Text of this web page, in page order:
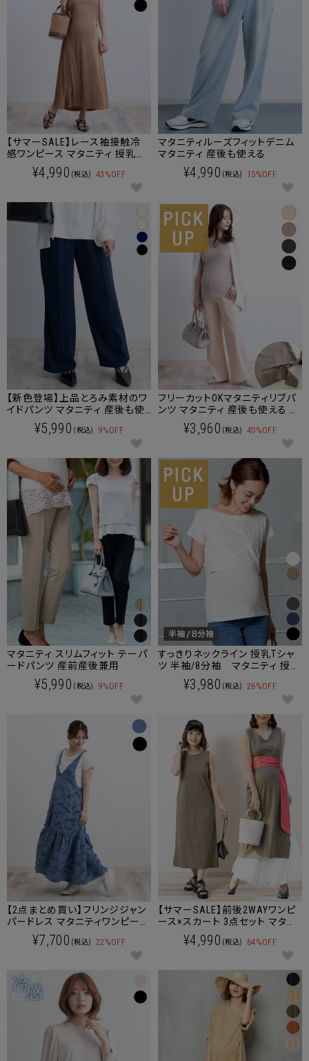
【サマーSALE】レース袖接触冷
感ワンピース マタニティ 授乳服
産後も使える
¥4,990 (税込) 43%OFF
マタニティルーズフィットデニム
マタニティ 産後も使える
¥4,990 (税込) 15%OFF
【新色登場】上品とろみ素材のワ
イドパンツ マタニティ 産後も使
¥5,990 (税込) 9%OFF
フリーカットOKマタニティリブパ
ンツ マタニティ 産後も使える 通
¥3,960 (税込) 40%OFF
マタニティ スリムフィット テーパ
ードパンツ 産前産後兼用
¥5,990 (税込) 9%OFF
すっきりネックライン 授乳Tシャ
ツ 半袖/8分袖 マタニティ 授乳
服 産後も使える[M便 6/6] 【メー
ル便可】¥3,980 (税込) 26%OFF
【2点まとめ買い】フリンジジャン
パードレス マタニティワンピース
ジャンパースカート マタニティ
授乳服 産後も使える
¥7,700 (税込) 22%OFF
【サマーSALE】前後2WAYワンピ
ース×スカート 3点セット マタニ
ティ 授乳服 産後も使える
¥4,990 (税込) 64%OFF